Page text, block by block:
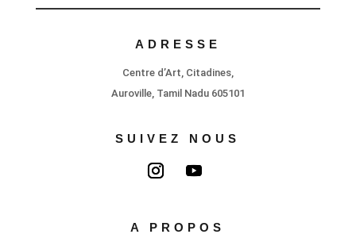
ADRESSE
Centre d’Art, Citadines,
Auroville, Tamil Nadu 605101
SUIVEZ NOUS
A PROPOS